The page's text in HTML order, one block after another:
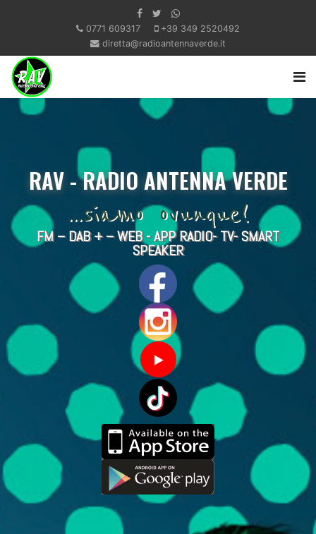
0771 609317
+39 349 2520492
diretta@radioantennaverde.it
RAV - RADIO ANTENNA VERDE
...siamo ovunque!
FM – DAB + – WEB - APP RADIO- TV- SMART
SPEAKER